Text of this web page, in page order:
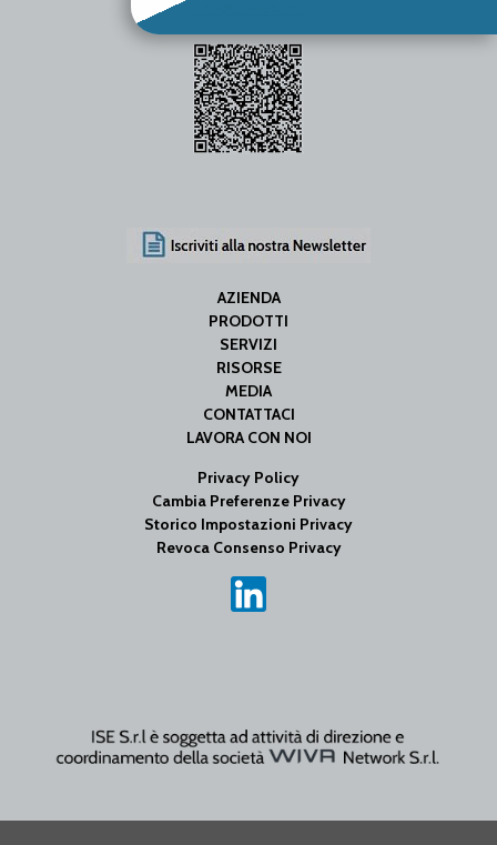
AZIENDA
PRODOTTI
SERVIZI
RISORSE
MEDIA
CONTATTACI
LAVORA CON NOI
Privacy Policy
Cambia Preferenze Privacy
Storico Impostazioni Privacy
Revoca Consenso Privacy